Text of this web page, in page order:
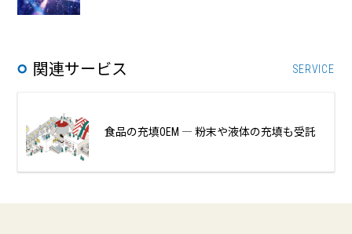
関連サービス SERVICE
食品の充填OEM ― 粉末や液体の充填も受託